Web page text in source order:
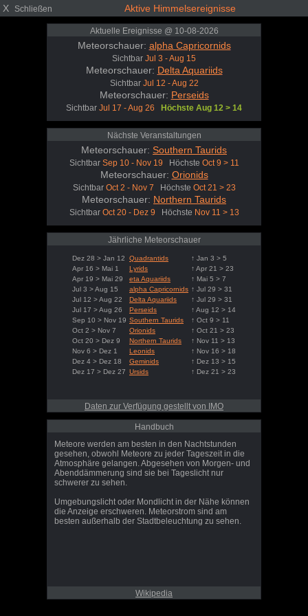
X Schließen Aktive Himmelsereignisse
Aktuelle Ereignisse @ 10-08-2026
Meteorschauer: alpha Capricornids
Sichtbar Jul 3 - Aug 15
Meteorschauer: Delta Aquariids
Sichtbar Jul 12 - Aug 22
Meteorschauer: Perseids
Sichtbar Jul 17 - Aug 26 Höchste Aug 12 > 14
Nächste Veranstaltungen
Meteorschauer: Southern Taurids
Sichtbar Sep 10 - Nov 19 Höchste Oct 9 > 11
Meteorschauer: Orionids
Sichtbar Oct 2 - Nov 7 Höchste Oct 21 > 23
Meteorschauer: Northern Taurids
Sichtbar Oct 20 - Dez 9 Höchste Nov 11 > 13
Jährliche Meteorschauer
Dez 28 > Jan 12 Quadrantids
↑ Jan 3 > 5
Apr 16 > Mai 1
Lyrids
↑ Apr 21 > 23
Apr 19 > Mai 29
eta Aquariids
↑ Mai 5 > 7
Jul 3 > Aug 15
alpha Capricornids ↑ Jul 29 > 31
Jul 12 > Aug 22
Delta Aquariids
↑ Jul 29 > 31
Jul 17 > Aug 26
Perseids
↑ Aug 12 > 14
Sep 10 > Nov 19 Southern Taurids
↑ Oct 9 > 11
Oct 2 > Nov 7
Orionids
↑ Oct 21 > 23
Oct 20 > Dez 9
Northern Taurids
↑ Nov 11 > 13
Nov 6 > Dez 1
Leonids
↑ Nov 16 > 18
Dez 4 > Dez 18
Geminids
↑ Dez 13 > 15
Dez 17 > Dez 27 Ursids ↑ Dez 21 > 23
Daten zur Verfügung gestellt von IMO
Handbuch
Meteore werden am besten in den Nachtstunden
gesehen, obwohl Meteore zu jeder Tageszeit in die
Atmosphäre gelangen. Abgesehen von Morgen- und
Abenddämmerung sind sie bei Tageslicht nur
schwerer zu sehen.
Umgebungslicht oder Mondlicht in der Nähe können
die Anzeige erschweren. Meteorstrom sind am
besten außerhalb der Stadtbeleuchtung zu sehen.
Wikipedia